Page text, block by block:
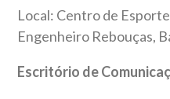
Local: Centro de
Engenheiro Rebouças,
Escritório de